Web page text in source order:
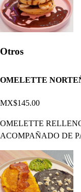
Otros
OMELETTE
MX$145.00
OMELETTE
ACOMPAÑADO DE